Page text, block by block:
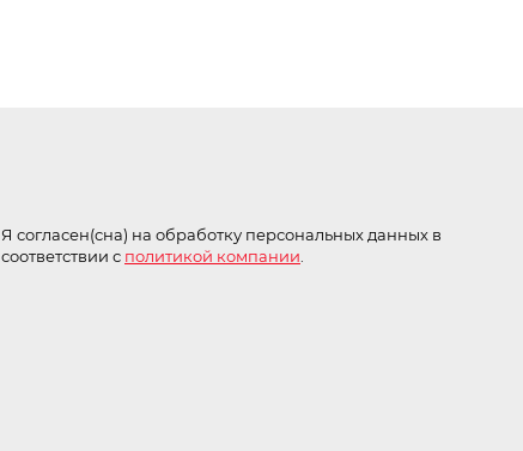
Я согласен(сна) на обработку персональных данных в
соответствии с политикой компании.